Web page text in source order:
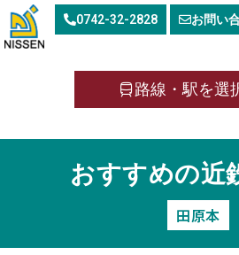
内
容
を
0742-32-2828 お問い
路線・駅を選
おすすめの近
田原本